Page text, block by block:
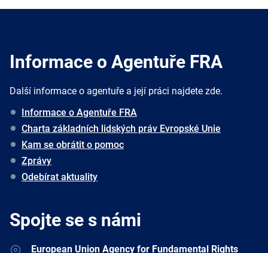
Informace o Agentuře FRA
Další informace o agentuře a její práci najdete zde.
Informace o Agentuře FRA
Charta základních lidských práv Evropské Unie
Kam se obrátit o pomoc
Zprávy
Odebírat aktuality
Spojte se s námi
AddressEuropean Union Agency for Fundamental Rights